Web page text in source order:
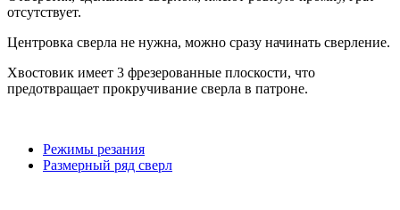
отсутствует.
Центровка сверла не нужна, можно сразу начинать сверление.
Хвостовик имеет 3 фрезерованные плоскости, что
предотвращает прокручивание сверла в патроне.
Режимы резания
Размерный ряд сверл